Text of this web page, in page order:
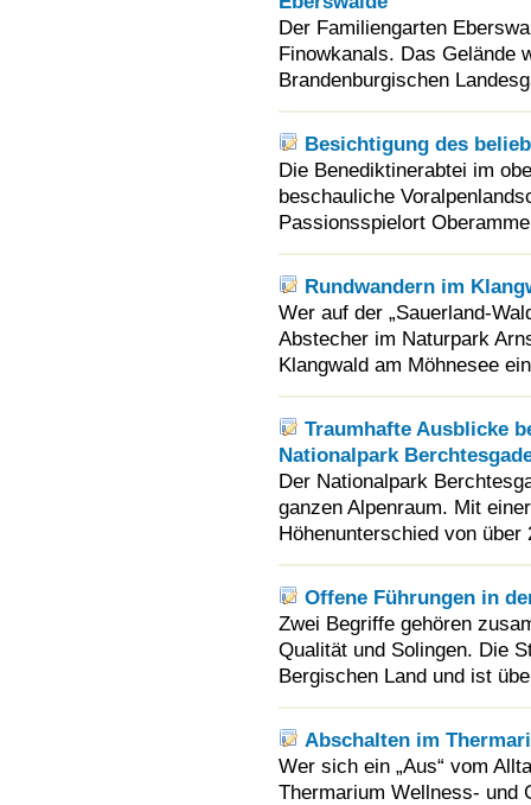
Der Familiengarten
Finowkanals. Das Gelände
Brandenburgischen
Besichtigung des
Die Benediktinerabtei im
beschauliche
Passionsspielort
Rundwandern im
Wer auf der „Sauerland-
Abstecher im Naturpark
Klangwald am Möhnesee
Traumhafte Ausblicke
Nationalpark
Der Nationalpark
ganzen Alpenraum. Mit
Höhenunterschied von
Offene Führungen in
Zwei Begriffe gehören
Qualität und Solingen. Die
Bergischen Land und ist
Abschalten im
Wer sich ein „Aus“ vom
Thermarium Wellness- und